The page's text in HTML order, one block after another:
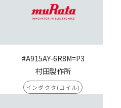
#A915AY-6R8M=P3
村田製作所
インダクタ(コイル)